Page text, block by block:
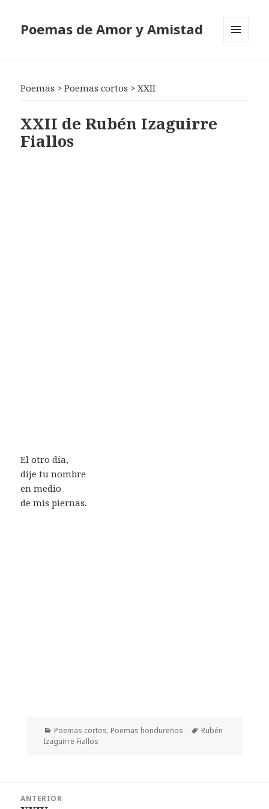
Poemas de Amor y Amistad
Poemas >Poemas cortos >XXII
XXII de Rubén Izaguirre
Fiallos
El otro día,
dije tu nombre
en medio
de mis piernas.
Categorías
Poemas cortos, Poemas hondureños Etiquetas
Rubén
Izaguirre Fiallos
ANTERIOR